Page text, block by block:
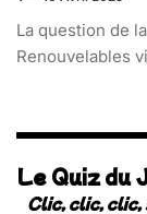
La question de
Renouvelables
Le Quiz du